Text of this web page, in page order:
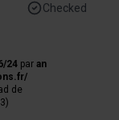
Checked
24 par an
de